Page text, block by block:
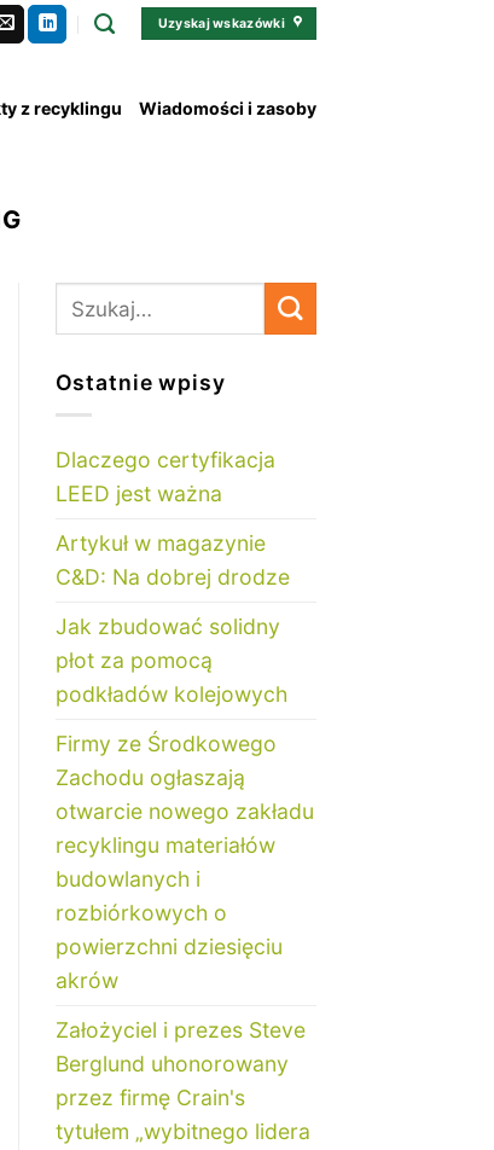
Uzyskaj wskazówki
z recyklingu Wiadomości i zasoby
Ostatnie wpisy
Dlaczego certyfikacja
LEED jest ważna
Artykuł w magazynie
C&D: Na dobrej drodze
Jak zbudować solidny
płot za pomocą
podkładów kolejowych
Firmy ze Środkowego
Zachodu ogłaszają
otwarcie nowego zakładu
recyklingu materiałów
budowlanych i
rozbiórkowych o
powierzchni dziesięciu
akrów
Założyciel i prezes Steve
Berglund uhonorowany
przez firmę Crain's
tytułem „wybitnego lidera